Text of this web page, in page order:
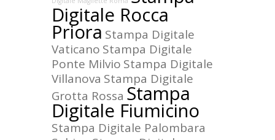
Digitale Rocca
Priora Stampa Digitale
Vaticano Stampa Digitale
Ponte Milvio Stampa Digitale
Villanova Stampa Digitale
Grotta Rossa Stampa
Digitale Fiumicino
Stampa Digitale Palombara